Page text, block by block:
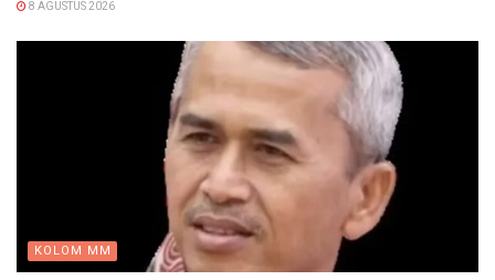
8 AGUSTUS 2026
KOLOM MM